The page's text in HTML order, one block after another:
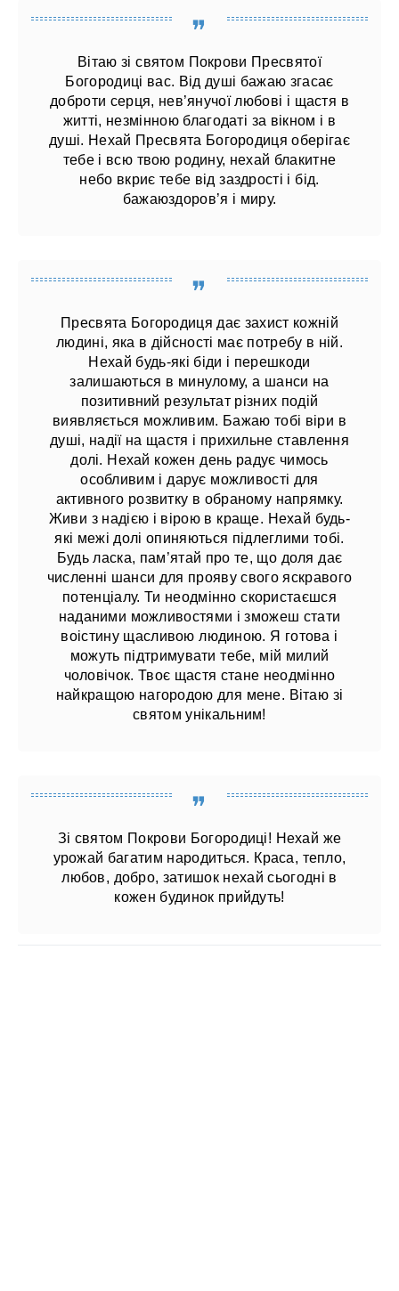
Вітаю зі святом Покрови Пресвятої
Богородиці вас. Від душі бажаю згасає
доброти серця, нев’янучої любові і щастя в
житті, незмінною благодаті за вікном і в
душі. Нехай Пресвята Богородиця оберігає
тебе і всю твою родину, нехай блакитне
небо вкриє тебе від заздрості і бід.
бажаюздоров’я і миру.
Пресвята Богородиця дає захист кожній
людині, яка в дійсності має потребу в ній.
Нехай будь-які біди і перешкоди
залишаються в минулому, а шанси на
позитивний результат різних подій
виявляється можливим. Бажаю тобі віри в
душі, надії на щастя і прихильне ставлення
долі. Нехай кожен день радує чимось
особливим і дарує можливості для
активного розвитку в обраному напрямку.
Живи з надією і вірою в краще. Нехай будь-
які межі долі опиняються підлеглими тобі.
Будь ласка, пам’ятай про те, що доля дає
численні шанси для прояву свого яскравого
потенціалу. Ти неодмінно скористаєшся
наданими можливостями і зможеш стати
воістину щасливою людиною. Я готова і
можуть підтримувати тебе, мій милий
чоловічок. Твоє щастя стане неодмінно
найкращою нагородою для мене. Вітаю зі
святом унікальним!
Зі святом Покрови Богородиці! Нехай же
урожай багатим народиться. Краса, тепло,
любов, добро, затишок нехай сьогодні в
кожен будинок прийдуть!